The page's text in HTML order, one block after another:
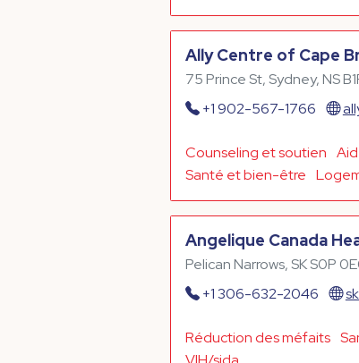
Ally Centre of Cape
75 Prince St, Sydney, NS
+1 902-567-1766
Counseling et soutien
Santé et bien-être
Angelique Canada
Pelican Narrows, SK S0P
+1 306-632-2046
Réduction des méfaits